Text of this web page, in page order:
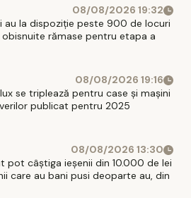
08/08/2026 19:32
au la dispoziție peste 900 de locuri
rămase pentru etapa a
08/08/2026 19:16
se triplează pentru case și mașini
publicat pentru 2025
08/08/2026 13:30
pot câștiga ieșenii din 10.000 de lei
care au bani pusi deoparte au, din